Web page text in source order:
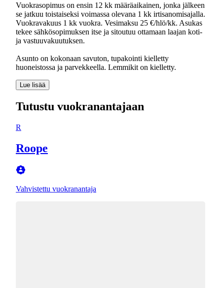
Vuokrasopimus on ensin 12 kk määräaikainen, jonka jälkeen
se jatkuu toistaiseksi voimassa olevana 1 kk irtisanomisajalla.
Vuokravakuus 1 kk vuokra. Vesimaksu 25 €/hlö/kk. Asukas
tekee sähkösopimuksen itse ja sitoutuu ottamaan laajan koti-
ja vastuuvakuutuksen.
Asunto on kokonaan savuton, tupakointi kielletty
huoneistossa ja parvekkeella. Lemmikit on kielletty.
Lue lisää
Tutustu vuokranantajaan
R
Roope
Vahvistettu vuokranantaja